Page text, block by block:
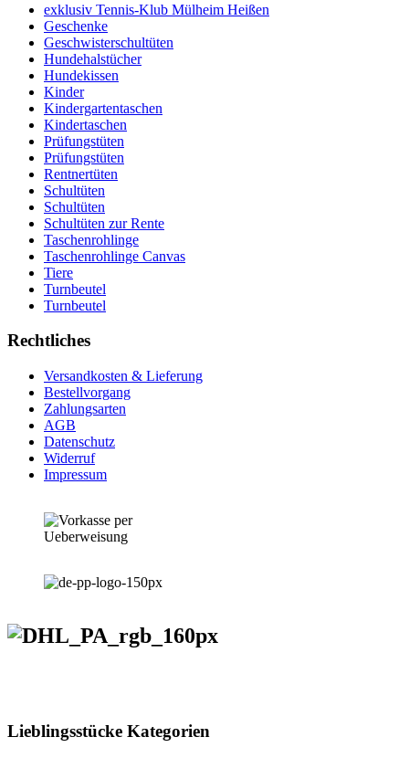
exklusiv Tennis-Klub Mülheim Heißen
Geschenke
Geschwisterschultüten
Hundehalstücher
Hundekissen
Kinder
Kindergartentaschen
Kindertaschen
Prüfungstüten
Prüfungstüten
Rentnertüten
Schultüten
Schultüten
Schultüten zur Rente
Taschenrohlinge
Taschenrohlinge Canvas
Tiere
Turnbeutel
Turnbeutel
Rechtliches
Versandkosten & Lieferung
Bestellvorgang
Zahlungsarten
AGB
Datenschutz
Widerruf
Impressum
Lieblingsstücke Kategorien